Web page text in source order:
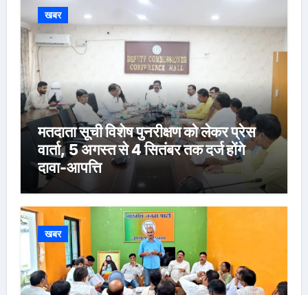
खबर
मतदाता सूची विशेष पुनरीक्षण को लेकर प्रेस
वार्ता, 5 अगस्त से 4 सितंबर तक दर्ज होंगे
दावा-आपत्ति
खबर